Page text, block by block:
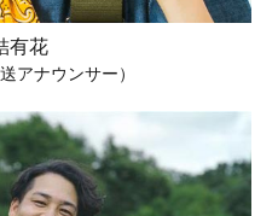
有花
アナウンサー）